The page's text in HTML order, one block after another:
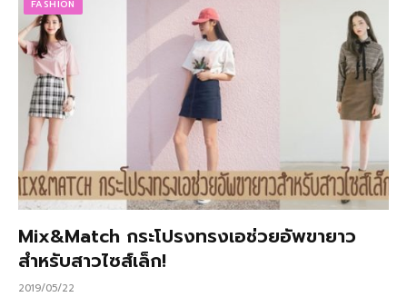
FASHION
Mix&Match กระโปรงทรงเอช่วยอัพขายาว
สำหรับสาวไซส์เล็ก!
2019/05/22